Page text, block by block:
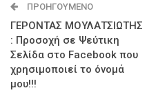
ΠΡΟΗΓΟΎΜΕΝΟ
ΓΕΡΟΝΤΑΣ ΜΟΥΛΑΤΣΙΩΤΗΣ
: Προσοχή σε Ψεύτικη
Σελίδα στο Facebook που
χρησιμοποιεί το όνομά
μου!!!